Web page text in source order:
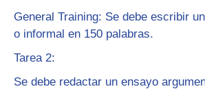
General Training: Se debe escribir
o informal en 150 palabras.
Tarea 2:
Se debe redactar un ensayo